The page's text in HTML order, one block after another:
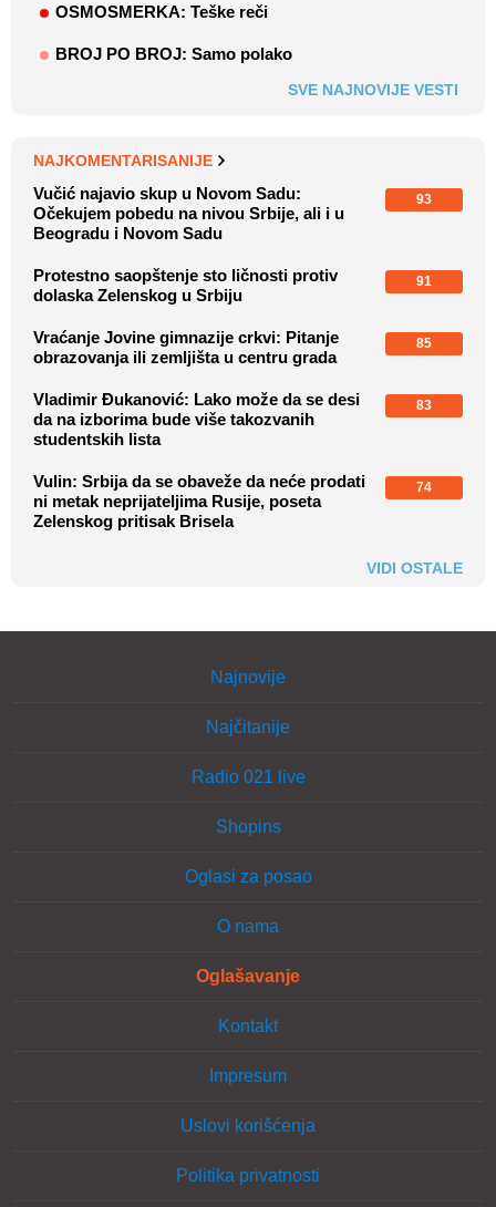
OSMOSMERKA: Teške reči
BROJ PO BROJ: Samo polako
SVE NAJNOVIJE VESTI
NAJKOMENTARISANIJE
Vučić najavio skup u Novom Sadu:
Očekujem pobedu na nivou Srbije, ali i u
Beogradu i Novom Sadu
93
Protestno saopštenje sto ličnosti protiv
dolaska Zelenskog u Srbiju
91
Vraćanje Jovine gimnazije crkvi: Pitanje
obrazovanja ili zemljišta u centru grada
85
Vladimir Đukanović: Lako može da se desi
da na izborima bude više takozvanih
studentskih lista
83
Vulin: Srbija da se obaveže da neće prodati
ni metak neprijateljima Rusije, poseta
Zelenskog pritisak Brisela
74
VIDI OSTALE
Najnovije
Najčitanije
Radio 021 live
Shopins
Oglasi za posao
O nama
Oglašavanje
Kontakt
Impresum
Uslovi korišćenja
Politika privatnosti